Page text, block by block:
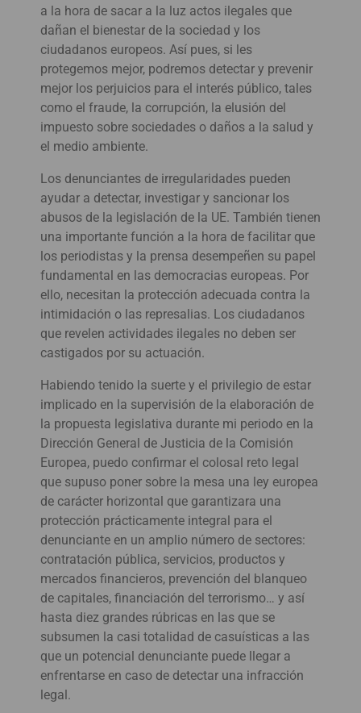
a la hora de sacar a la luz actos ilegales que
dañan el bienestar de la sociedad y los
ciudadanos europeos. Así pues, si les
protegemos mejor, podremos detectar y prevenir
mejor los perjuicios para el interés público, tales
como el fraude, la corrupción, la elusión del
impuesto sobre sociedades o daños a la salud y
el medio ambiente.
Los denunciantes de irregularidades pueden
ayudar a detectar, investigar y sancionar los
abusos de la legislación de la UE. También tienen
una importante función a la hora de facilitar que
los periodistas y la prensa desempeñen su papel
fundamental en las democracias europeas. Por
ello, necesitan la protección adecuada contra la
intimidación o las represalias. Los ciudadanos
que revelen actividades ilegales no deben ser
castigados por su actuación.
Habiendo tenido la suerte y el privilegio de estar
implicado en la supervisión de la elaboración de
la propuesta legislativa durante mi periodo en la
Dirección General de Justicia de la Comisión
Europea, puedo confirmar el colosal reto legal
que supuso poner sobre la mesa una ley europea
de carácter horizontal que garantizara una
protección prácticamente integral para el
denunciante en un amplio número de sectores:
contratación pública, servicios, productos y
mercados financieros, prevención del blanqueo
de capitales, financiación del terrorismo… y así
hasta diez grandes rúbricas en las que se
subsumen la casi totalidad de casuísticas a las
que un potencial denunciante puede llegar a
enfrentarse en caso de detectar una infracción
legal.